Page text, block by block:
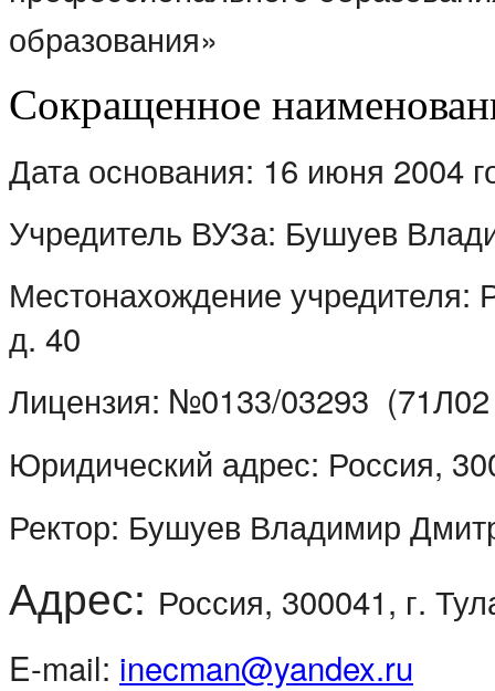
образования»
Сокращенное
Дата основания: 16 июня 2004
Учредитель ВУЗа: Бушуев
Местонахождение учредителя:
д. 40
Лицензия: №0133/03293
Юридический адрес: Россия,
Ректор: Бушуев Владимир
Адрес: Россия, 300041, г.
E-mail: inecman@yandex.ru